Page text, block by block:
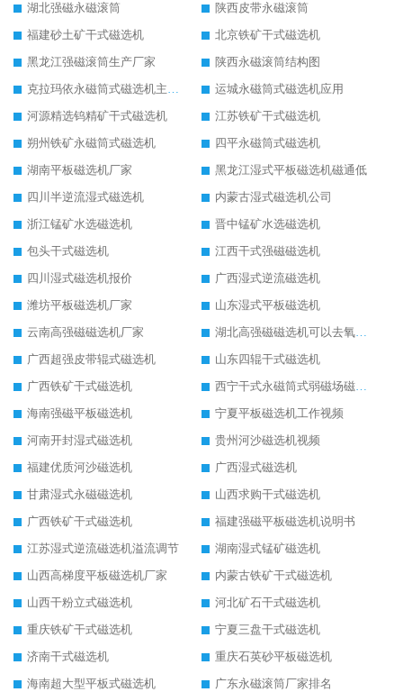
湖北强磁永磁滚筒
陕西皮带永磁滚筒
福建砂土矿干式磁选机
北京铁矿干式磁选机
黑龙江强磁滚筒生产厂家
陕西永磁滚筒结构图
克拉玛依永磁筒式磁选机主要技术参数
运城永磁筒式磁选机应用
河源精选钨精矿干式磁选机
江苏铁矿干式磁选机
朔州铁矿永磁筒式磁选机
四平永磁筒式磁选机
湖南平板磁选机厂家
黑龙江湿式平板磁选机磁通低
四川半逆流湿式磁选机
内蒙古湿式磁选机公司
浙江锰矿水选磁选机
晋中锰矿水选磁选机
包头干式磁选机
江西干式强磁磁选机
四川湿式磁选机报价
广西湿式逆流磁选机
潍坊平板磁选机厂家
山东湿式平板磁选机
云南高强磁磁选机厂家
湖北高强磁磁选机可以去氧化铝
广西超强皮带辊式磁选机
山东四辊干式磁选机
广西铁矿干式磁选机
西宁干式永磁筒式弱磁场磁选机结构图
海南强磁平板磁选机
宁夏平板磁选机工作视频
河南开封湿式磁选机
贵州河沙磁选机视频
福建优质河沙磁选机
广西湿式磁选机
甘肃湿式永磁磁选机
山西求购干式磁选机
广西铁矿干式磁选机
福建强磁平板磁选机说明书
江苏湿式逆流磁选机溢流调节
湖南湿式锰矿磁选机
山西高梯度平板磁选机厂家
内蒙古铁矿干式磁选机
山西干粉立式磁选机
河北矿石干式磁选机
重庆铁矿干式磁选机
宁夏三盘干式磁选机
济南干式磁选机
重庆石英砂平板磁选机
海南超大型平板式磁选机
广东永磁滚筒厂家排名